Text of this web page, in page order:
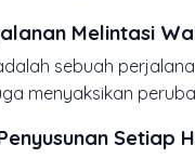
Melintasi
sebuah
menyaksikan
Setiap